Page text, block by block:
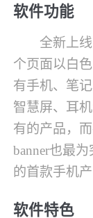
软件功能
全新上
个页面以白
有手机、笔
智慧屏、耳
有的产品，
banner也最
的首款手机
软件特色